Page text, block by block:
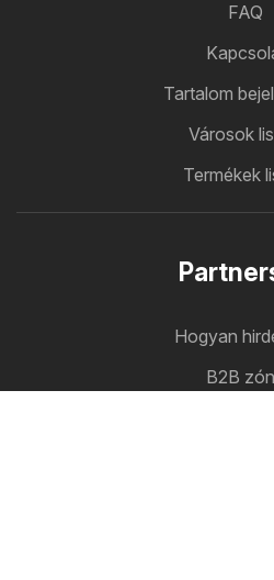
FAQ
Tartalom
Városok
Termékek
Hogyan
B2B